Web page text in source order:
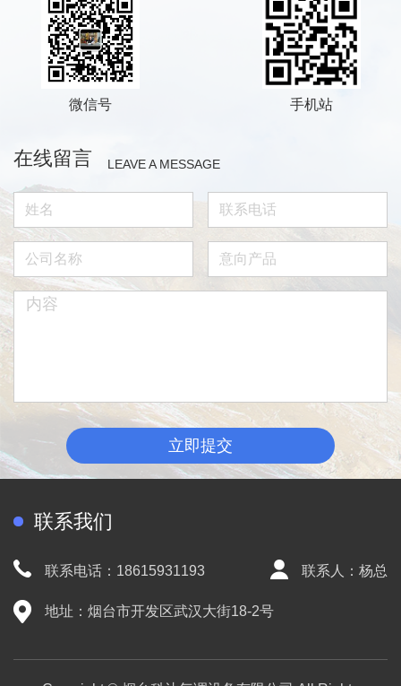
微信号 手机站
在线留言 LEAVE A MESSAGE
立即提交
联系我们
联系电话：18615931193 联系人：杨总
地址：烟台市开发区武汉大街18-2号